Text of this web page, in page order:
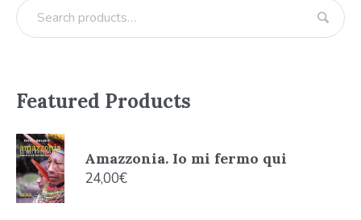
Featured Products
Amazzonia. Io mi fermo qui
24,00€